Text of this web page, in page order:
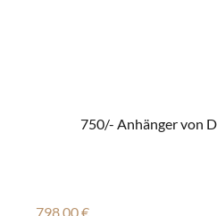
750/- Anhänger von
Regulärer Preis:
798,00 €